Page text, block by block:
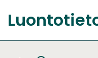
sisältöön
Etusivu